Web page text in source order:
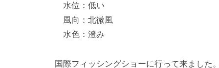
水位：低い
風向：北微風
水色：澄み
国際フィッシングショーに行って来ました